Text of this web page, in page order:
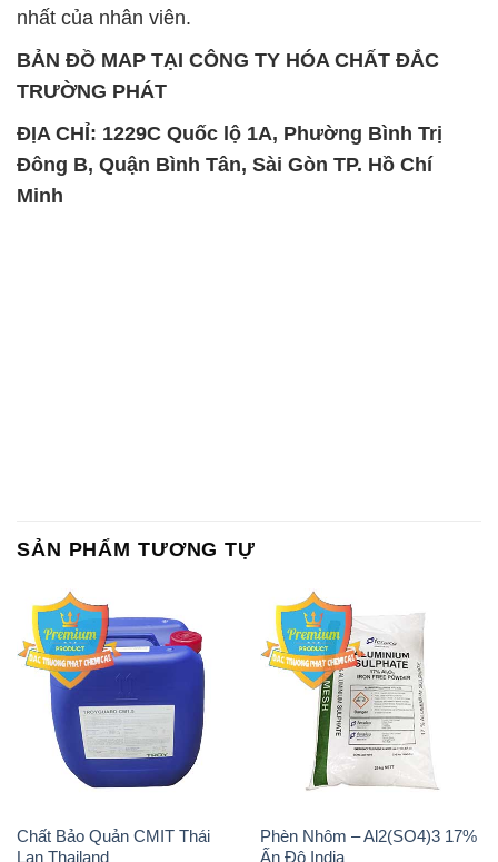
nhất của nhân viên.
BẢN ĐỒ MAP TẠI CÔNG TY HÓA CHẤT ĐẮC
TRƯỜNG PHÁT
ĐỊA CHỈ: 1229C Quốc lộ 1A, Phường Bình Trị
Đông B, Quận Bình Tân, Sài Gòn TP. Hồ Chí
Minh
SẢN PHẨM TƯƠNG TỰ
Chất Bảo Quản CMIT Thái
Lan Thailand
Phèn Nhôm – Al2(SO4)3 17%
Ấn Độ India